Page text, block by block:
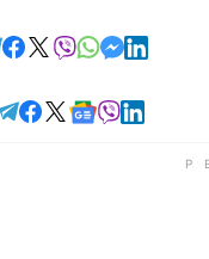
отправить в Telegram
поделиться в
поделиться в X
отправить в
отправить
Читайте в Telegram
Читайте в
Читайте в X
Читайте в
Читайте